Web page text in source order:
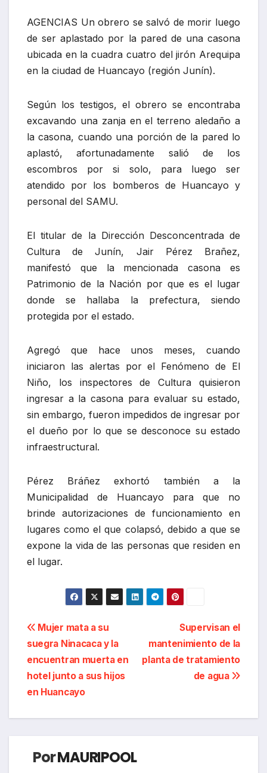
AGENCIAS Un obrero se salvó de morir luego
de ser aplastado por la pared de una casona
ubicada en la cuadra cuatro del jirón Arequipa
en la ciudad de Huancayo (región Junín).
Según los testigos, el obrero se encontraba
excavando una zanja en el terreno aledaño a
la casona, cuando una porción de la pared lo
aplastó, afortunadamente salió de los
escombros por si solo, para luego ser
atendido por los bomberos de Huancayo y
personal del SAMU.
El titular de la Dirección Desconcentrada de
Cultura de Junín, Jair Pérez Brañez,
manifestó que la mencionada casona es
Patrimonio de la Nación por que es el lugar
donde se hallaba la prefectura, siendo
protegida por el estado.
Agregó que hace unos meses, cuando
iniciaron las alertas por el Fenómeno de El
Niño, los inspectores de Cultura quisieron
ingresar a la casona para evaluar su estado,
sin embargo, fueron impedidos de ingresar por
el dueño por lo que se desconoce su estado
infraestructural.
Pérez Bráñez exhortó también a la
Municipalidad de Huancayo para que no
brinde autorizaciones de funcionamiento en
lugares como el que colapsó, debido a que se
expone la vida de las personas que residen en
el lugar.
Navegación
de
entradas
Supervisan el
mantenimiento de la
planta de tratamiento
de agua
Mujer mata a su
suegra Ninacaca y la
encuentran muerta en
hotel junto a sus hijos
en Huancayo
PorMAURIPOOL